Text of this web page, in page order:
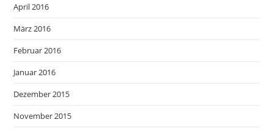
April 2016
März 2016
Februar 2016
Januar 2016
Dezember 2015
November 2015